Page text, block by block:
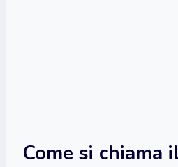
Come si chiama